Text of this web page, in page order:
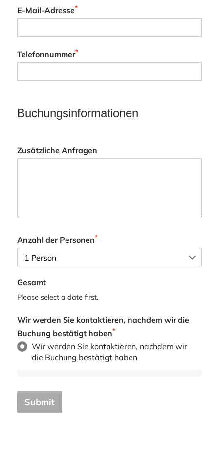
E-Mail-Adresse*
Telefonnummer*
Buchungsinformationen
Zusätzliche Anfragen
Anzahl der Personen*
Gesamt
Please select a date first.
Wir werden Sie kontaktieren, nachdem wir die
Buchung bestätigt haben*
Wir werden Sie kontaktieren, nachdem wir
die Buchung bestätigt haben
Submit